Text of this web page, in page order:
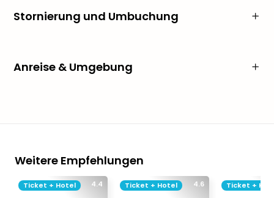
Stornierung und Umbuchung
Anreise & Umgebung
Weitere Empfehlungen
4.4
Ticket + Hotel 4.6
Ticket + Hotel Ticket +